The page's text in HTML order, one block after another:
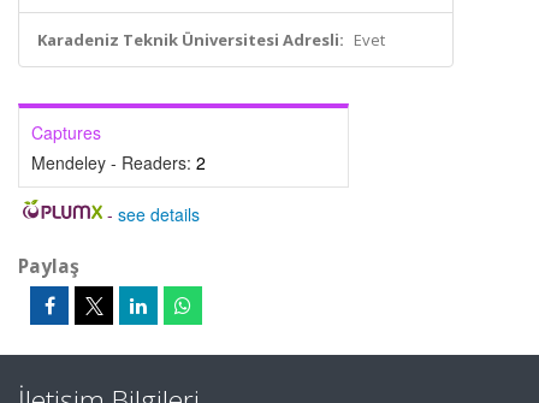
Karadeniz Teknik Üniversitesi Adresli: Evet
Captures
Mendeley - Readers: 2
- see details
Paylaş